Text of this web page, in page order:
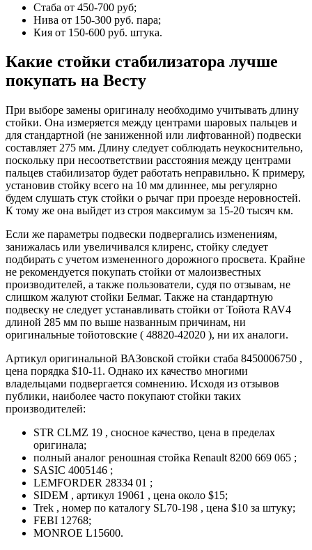
Стаба от 450-700 руб;
Нива от 150-300 руб. пара;
Кия от 150-600 руб. штука.
Какие стойки стабилизатора лучше
покупать на Весту
При выборе замены оригиналу необходимо учитывать длину
стойки. Она измеряется между центрами шаровых пальцев и
для стандартной (не заниженной или лифтованной) подвески
составляет 275 мм. Длину следует соблюдать неукоснительно,
поскольку при несоответствии расстояния между центрами
пальцев стабилизатор будет работать неправильно. К примеру,
установив стойку всего на 10 мм длиннее, мы регулярно
будем слушать стук стойки о рычаг при проезде неровностей.
К тому же она выйдет из строя максимум за 15-20 тысяч км.
Если же параметры подвески подвергались изменениям,
занижалась или увеличивался клиренс, стойку следует
подбирать с учетом измененного дорожного просвета. Крайне
не рекомендуется покупать стойки от малоизвестных
производителей, а также пользователи, судя по отзывам, не
слишком жалуют стойки Белмаг. Также на стандартную
подвеску не следует устанавливать стойки от Тойота RAV4
длиной 285 мм по выше названным причинам, ни
оригинальные тойотовские ( 48820-42020 ), ни их аналоги.
Артикул оригинальной ВАЗовской стойки стаба 8450006750 ,
цена порядка $10-11. Однако их качество многими
владельцами подвергается сомнению. Исходя из отзывов
публики, наиболее часто покупают стойки таких
производителей:
STR CLMZ 19 , сносное качество, цена в пределах
оригинала;
полный аналог реношная стойка Renault 8200 669 065 ;
SASIC 4005146 ;
LEMFORDER 28334 01 ;
SIDEM , артикул 19061 , цена около $15;
Trek , номер по каталогу SL70-198 , цена $10 за штуку;
FEBI 12768;
MONROE L15600.